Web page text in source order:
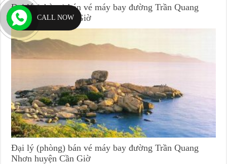
Đại lý (phòng) bán vé máy bay đường Trần Quang
Qườn huyện Cần Giờ
Đại lý (phòng) bán vé máy bay đường Trần Quang
Nhơn huyện Cần Giờ
CALL NOW